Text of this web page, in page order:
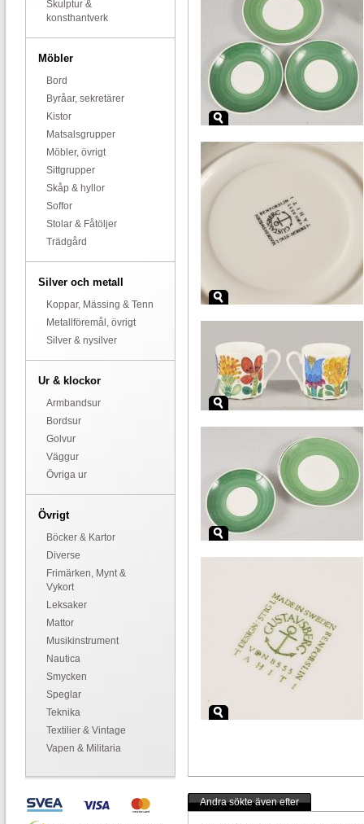
Skulptur &
konsthantverk
Möbler
Bord
Byråar, sekretärer
Kistor
Matsalsgrupper
Möbler, övrigt
Sittgrupper
Skåp & hyllor
Soffor
Stolar & Fåtöljer
Trädgård
Silver och metall
Koppar, Mässing & Tenn
Metallföremål, övrigt
Silver & nysilver
Ur & klockor
Armbandsur
Bordsur
Golvur
Väggur
Övriga ur
Övrigt
Böcker & Kartor
Diverse
Frimärken, Mynt &
Vykort
Leksaker
Mattor
Musikinstrument
Nautica
Smycken
Speglar
Teknika
Textilier & Vintage
Vapen & Militaria
Andra sökte även efter